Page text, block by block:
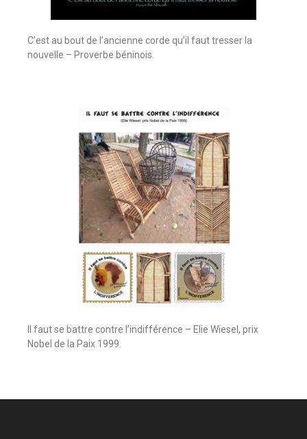
C’est au bout de l’ancienne corde qu’il faut tresser la
nouvelle – Proverbe béninois.
Il faut se battre contre l’indifférence – Elie Wiesel, prix
Nobel de la Paix 1999.